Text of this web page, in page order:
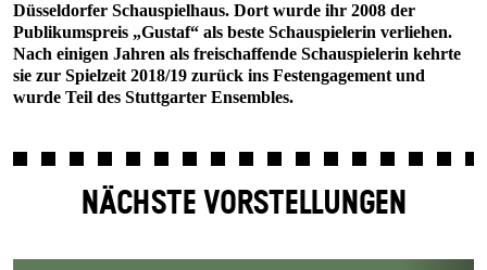
Düsseldorfer Schauspielhaus. Dort wurde ihr 2008 der
Publikumspreis „Gustaf“ als beste Schauspielerin verliehen.
Nach einigen Jahren als freischaffende Schauspielerin kehrte
sie zur Spielzeit 2018/19 zurück ins Festengagement und
wurde Teil des Stuttgarter Ensembles.
NÄCHSTE VORSTELLUNGEN